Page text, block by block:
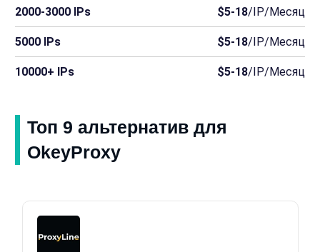
2000-3000 IPs $5-18/IP/Месяц
5000 IPs $5-18/IP/Месяц
10000+ IPs $5-18/IP/Месяц
Топ 9 альтернатив для
OkeyProxy